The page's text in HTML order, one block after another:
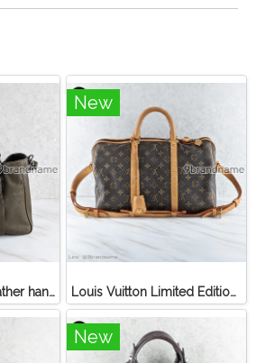
Long Champ 3D leather handbag
New
Louis Vuitton Limited Edition Monogram Canvas Sofia Coppola SC Bag
New